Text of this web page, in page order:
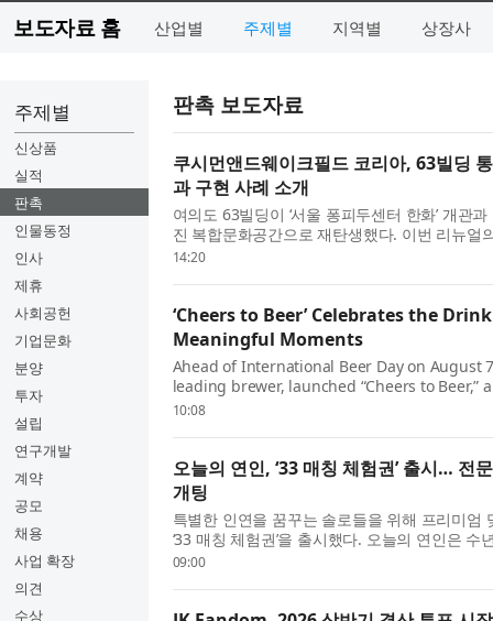
보도자료 홈 산업별 주제별 지역별 상장사
주제별
신상품
실적
판촉
인물동정
인사
제휴
사회공헌
기업문화
분양
투자
설립
연구개발
계약
공모
채용
사업 확장
의견
수상
판촉 보도자료
쿠시먼앤드웨이크필드 코리아, 63빌딩
과 구현 사례 소개
여의도 63빌딩이 ‘서울 퐁피두센터 한화’ 개관
진 복합문화공간으로 재탄생했다. 이번 리뉴얼
략을 수립한 쿠시먼앤드웨이크필드 코리아
14:20
‘Cheers to Beer’ Celebrates the
Meaningful Moments
Ahead of International Beer Day on August
leading brewer, launched “Cheers to Beer,”
celebrating the timeless role beer plays in
10:08
오늘의 연인, ‘33 매칭 체험권’ 출시… 전
개팅
특별한 인연을 꿈꾸는 솔로들을 위해 프리미엄
‘33 매칭 체험권’을 출시했다. 오늘의 연인은
적인 매칭 시스템을 기반으로 개인의 성향, 가
09:00